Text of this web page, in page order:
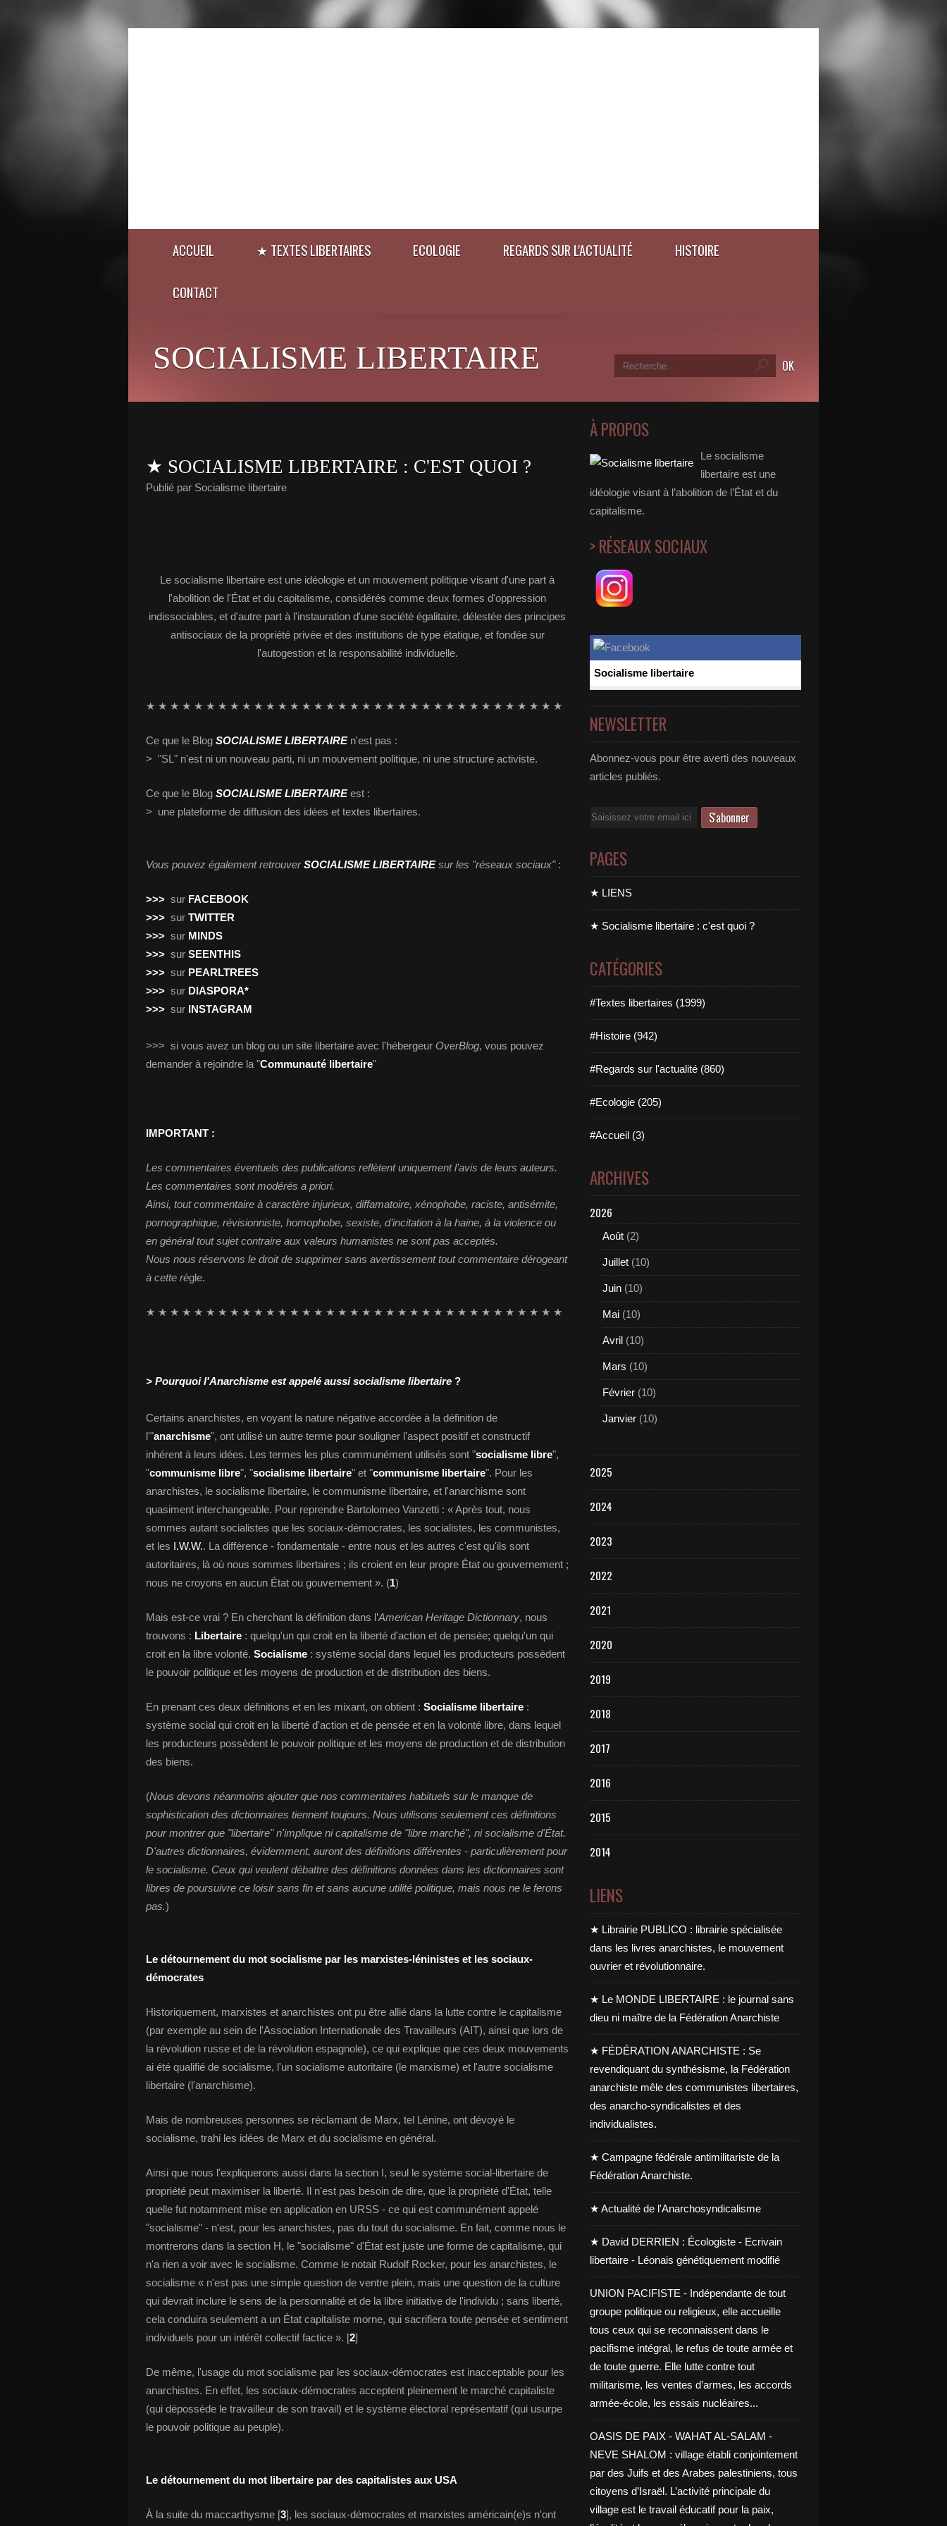
ACCUEIL ★ TEXTES LIBERTAIRES ECOLOGIE REGARDS SUR L'ACTUALITÉ HISTOIRE
CONTACT
SOCIALISME LIBERTAIRE
★ SOCIALISME LIBERTAIRE : C'EST QUOI ?
Publié par Socialisme libertaire
Le socialisme libertaire est une idéologie et un mouvement politique visant d'une part à
l'abolition de l'État et du capitalisme, considérés comme deux formes d'oppression
indissociables, et d'autre part à l'instauration d'une société égalitaire, délestée des principes
antisociaux de la propriété privée et des institutions de type étatique, et fondée sur
l'autogestion et la responsabilité individuelle.
★ ★ ★ ★ ★ ★ ★ ★ ★ ★ ★ ★ ★ ★ ★ ★ ★ ★ ★ ★ ★ ★ ★ ★ ★ ★ ★ ★ ★ ★ ★ ★ ★ ★ ★
Ce que le Blog SOCIALISME LIBERTAIREn'est pas :
> "SL" n'est ni un nouveau parti, ni un mouvement politique, ni une structure activiste.
Ce que le Blog SOCIALISME LIBERTAIREest :
> une plateforme de diffusion des idées et textes libertaires.
Vous pouvez également retrouverSOCIALISME LIBERTAIREsur les "réseaux sociaux" :
>>> sur FACEBOOK
>>> sur TWITTER
>>> sur MINDS
>>> sur SEENTHIS
>>> sur PEARLTREES
>>> sur DIASPORA*
>>> sur INSTAGRAM
>>> si vous avez un blog ou un site libertaire avec l'hébergeur OverBlog, vous pouvez
demander à rejoindre la "Communauté libertaire"
IMPORTANT :
Les commentaires éventuels des publications reflètent uniquement l’avis de leurs auteurs.
Les commentaires sont modérés a priori.
Ainsi, tout commentaire à caractère injurieux, diffamatoire, xénophobe, raciste, antisémite,
pornographique, révisionniste, homophobe, sexiste, d’incitation à la haine, à la violence ou
en général tout sujet contraire aux valeurs humanistes ne sont pas acceptés.
Nous nous réservons le droit de supprimer sans avertissement tout commentaire dérogeant
à cette règle.
★ ★ ★ ★ ★ ★ ★ ★ ★ ★ ★ ★ ★ ★ ★ ★ ★ ★ ★ ★ ★ ★ ★ ★ ★ ★ ★ ★ ★ ★ ★ ★ ★ ★ ★
> Pourquoi l'Anarchisme est appelé aussi socialisme libertaire ?
Certains anarchistes, en voyant la nature négative accordée à la définition de
l'"anarchisme", ont utilisé un autre terme pour souligner l'aspect positif et constructif
inhérent à leurs idées. Les termes les plus communément utilisés sont "socialisme libre",
"communisme libre", "socialisme libertaire" et "communisme libertaire". Pour les
anarchistes, le socialisme libertaire, le communisme libertaire, et l'anarchisme sont
quasiment interchangeable. Pour reprendre Bartolomeo Vanzetti : « Après tout, nous
sommes autant socialistes que les sociaux-démocrates, les socialistes, les communistes,
et les I.W.W.. La différence - fondamentale - entre nous et les autres c'est qu'ils sont
autoritaires, là où nous sommes libertaires ; ils croient en leur propre État ou gouvernement ;
nous ne croyons en aucun État ou gouvernement ». (1)
Mais est-ce vrai ? En cherchant la définition dans l’American Heritage Dictionnary, nous
trouvons : Libertaire : quelqu'un qui croit en la liberté d'action et de pensée; quelqu'un qui
croit en la libre volonté. Socialisme : système social dans lequel les producteurs possèdent
le pouvoir politique et les moyens de production et de distribution des biens.
En prenant ces deux définitions et en les mixant, on obtient : Socialisme libertaire :
système social qui croit en la liberté d'action et de pensée et en la volonté libre, dans lequel
les producteurs possèdent le pouvoir politique et les moyens de production et de distribution
des biens.
(Nous devons néanmoins ajouter que nos commentaires habituels sur le manque de
sophistication des dictionnaires tiennent toujours. Nous utilisons seulement ces définitions
pour montrer que "libertaire" n'implique ni capitalisme de "libre marché", ni socialisme d'État.
D'autres dictionnaires, évidemment, auront des définitions différentes - particulièrement pour
le socialisme. Ceux qui veulent débattre des définitions données dans les dictionnaires sont
libres de poursuivre ce loisir sans fin et sans aucune utilité politique, mais nous ne le ferons
pas.)
Le détournement du mot socialisme par les marxistes-léninistes et les sociaux-
démocrates
Historiquement, marxistes et anarchistes ont pu être allié dans la lutte contre le capitalisme
(par exemple au sein de l'Association Internationale des Travailleurs (AIT), ainsi que lors de
la révolution russe et de la révolution espagnole), ce qui explique que ces deux mouvements
ai été qualifié de socialisme, l'un socialisme autoritaire (le marxisme) et l'autre socialisme
libertaire (l'anarchisme).
Mais de nombreuses personnes se réclamant de Marx, tel Lénine, ont dévoyé le
socialisme, trahi les idées de Marx et du socialisme en général.
Ainsi que nous l'expliquerons aussi dans la section I, seul le système social-libertaire de
propriété peut maximiser la liberté. Il n'est pas besoin de dire, que la propriété d'État, telle
quelle fut notamment mise en application en URSS - ce qui est communément appelé
"socialisme" - n'est, pour les anarchistes, pas du tout du socialisme. En fait, comme nous le
montrerons dans la section H, le "socialisme" d'État est juste une forme de capitalisme, qui
n'a rien a voir avec le socialisme. Comme le notait Rudolf Rocker, pour les anarchistes, le
socialisme « n'est pas une simple question de ventre plein, mais une question de la culture
qui devrait inclure le sens de la personnalité et de la libre initiative de l'individu ; sans liberté,
cela conduira seulement a un État capitaliste morne, qui sacrifiera toute pensée et sentiment
individuels pour un intérêt collectif factice ». [2]
De même, l'usage du mot socialisme par les sociaux-démocrates est inacceptable pour les
anarchistes. En effet, les sociaux-démocrates acceptent pleinement le marché capitaliste
(qui dépossède le travailleur de son travail) et le système électoral représentatif (qui usurpe
le pouvoir politique au peuple).
Le détournement du mot libertaire par des capitalistes aux USA
À la suite du maccarthysme [3], les sociaux-démocrates et marxistes américain(e)s n'ont
À PROPOS
Le socialisme
libertaire est une
idéologie visant à l’abolition de l’État et du
capitalisme.
> RÉSEAUX SOCIAUX
Socialisme libertaire
NEWSLETTER
Abonnez-vous pour être averti des nouveaux
articles publiés.
Email
PAGES
★ LIENS
★ Socialisme libertaire : c'est quoi ?
CATÉGORIES
#Textes libertaires (1999)
#Histoire (942)
#Regards sur l'actualité (860)
#Ecologie (205)
#Accueil (3)
ARCHIVES
2026
Août (2)
Juillet (10)
Juin (10)
Mai (10)
Avril (10)
Mars (10)
Février (10)
Janvier (10)
2025
2024
2023
2022
2021
2020
2019
2018
2017
2016
2015
2014
LIENS
★ Librairie PUBLICO : librairie spécialisée
dans les livres anarchistes, le mouvement
ouvrier et révolutionnaire.
★ Le MONDE LIBERTAIRE : le journal sans
dieu ni maître de la Fédération Anarchiste
★ FÉDÉRATION ANARCHISTE : Se
revendiquant du synthésisme, la Fédération
anarchiste mêle des communistes libertaires,
des anarcho-syndicalistes et des
individualistes.
★ Campagne fédérale antimilitariste de la
Fédération Anarchiste.
★ Actualité de l'Anarchosyndicalisme
★ David DERRIEN : Écologiste - Ecrivain
libertaire - Léonais génétiquement modifié
UNION PACIFISTE - Indépendante de tout
groupe politique ou religieux, elle accueille
tous ceux qui se reconnaissent dans le
pacifisme intégral, le refus de toute armée et
de toute guerre. Elle lutte contre tout
militarisme, les ventes d’armes, les accords
armée-école, les essais nucléaires...
OASIS DE PAIX - WAHAT AL-SALAM -
NEVE SHALOM : village établi conjointement
par des Juifs et des Arabes palestiniens, tous
citoyens d’Israël. L’activité principale du
village est le travail éducatif pour la paix,